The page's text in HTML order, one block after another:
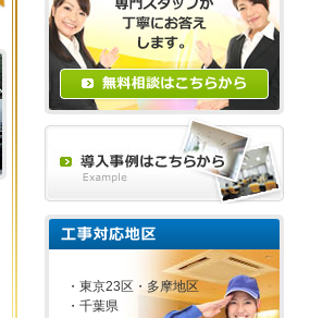
・東京23区・多摩地区
・千葉県